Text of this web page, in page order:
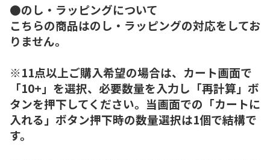
●のし・ラッピングについて
こちらの商品はのし・ラッピングの対応をしてお
りません。
※11点以上ご購入希望の場合は、カート画面で
「10+」を選択、必要数量を入力し「再計算」ボ
タンを押下してください。当画面での「カートに
入れる」ボタン押下時の数量選択は1個で結構で
す。